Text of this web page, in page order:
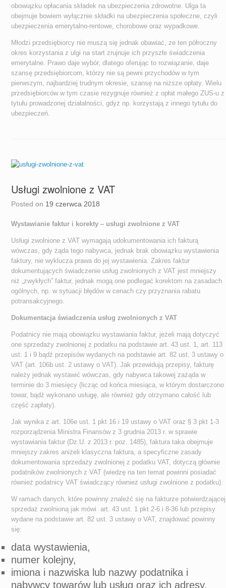
obowiązku opłacania składek na ubezpieczenia zdrowotne. Ulga ta
obejmuje bowiem wyłącznie składki na ubezpieczenia społeczne, czyli
ubezpieczenia emerytalno-rentowe, chorobowe oraz wypadkowe.
Młodzi przedsiębiorcy nie muszą się jednak obawiać, ze ten półroczny
okres korzystania z ulgi na start zrujnuje ich przyszłe świadczenia
emerytalne. Prawo daje wybór, dlatego oferując to rozwiązanie, daje
szansę przedsiębiorcom, którzy nie są pewni przychodów w tym
pierwszym, najbardziej trudnym okresie, szansę na niższe opłaty. Wielu
przedsiębiorców w tym czasie rezygnuje również z opłat małego ZUS-u z
tytułu prowadzonej działalności, gdyż np. korzystają z innego tytułu do
ubezpieczeń.
Usługi zwolnione z VAT
Posted on 19 czerwca 2018
Wystawianie faktur i korekty – usługi zwolnione z VAT
Usługi zwolnione z VAT wymagają udokumentowania ich fakturą
wówczas, gdy żąda tego nabywca, jednak brak obowiązku wystawienia
faktury, nie wyklucza prawa do jej wystawienia. Zakres faktur
dokumentujących świadczenie usług zwolnionych z VAT jest mniejszy
niż „zwykłych” faktur, jednak mogą one podlegać korektom na zasadach
ogólnych, np. w sytuacji błędów w cenach czy przyznania rabatu
potransakcyjnego.
Dokumentacja świadczenia usług zwolnionych z VAT
Podatnicy nie mają obowiązku wystawiania faktur, jeżeli mają dotyczyć
one sprzedaży zwolnionej z podatku na podstawie art. 43 ust. 1, art. 113
ust. 1 i 9 bądź przepisów wydanych na podstawie art. 82 ust. 3 ustawy o
VAT (art. 106b ust. 2 ustawy o VAT). Jak przewidują przepisy, fakturę
należy jednak wystawić wówczas, gdy nabywca takowej zażąda w
terminie do 3 miesięcy (licząc od końca miesiąca, w którym dostarczono
towar, bądź wykonano usługę, ale również gdy otrzymano całość lub
część zapłaty).
Jak wynika z art. 106e ust. 1 pkt 16 i 19 ustawy o VAT oraz § 3 pkt 1-3
rozporządzenia Ministra Finansów z 3 grudnia 2013 r. w sprawie
wystawiania faktur (Dz.U. z 2013 r. poz. 1485), faktura taka obejmuje
mniejszy zakres aniżeli klasyczna faktura, a specyficzne zasady
dokumentowania sprzedaży zwolnionej z podatku VAT, dotyczą głównie
podatników zwolnionych z VAT (wiedzę na ten temat powinni posiadać
również podatnicy VAT świadczący również usługi zwolnione z podatku).
W ramach danych, które powinny znaleźć się na fakturze potwierdzającej
sprzedaż zwolnioną jak mówi art. 43 ust. 1 pkt 2-6 i 8-36 lub przepisy
wydane na podstawie art. 82 ust. 3 ustawy o VAT, znajdować powinny
się:
data wystawienia,
numer kolejny,
imiona i nazwiska lub nazwy podatnika i
nabywcy towarów lub usług oraz ich adresy,